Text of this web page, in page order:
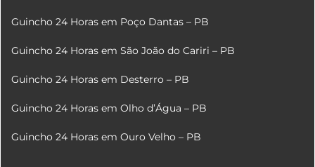
Guincho 24 Horas em Poço Dantas – PB
Guincho 24 Horas em São João do Cariri – PB
Guincho 24 Horas em Desterro – PB
Guincho 24 Horas em Olho d’Água – PB
Guincho 24 Horas em Ouro Velho – PB